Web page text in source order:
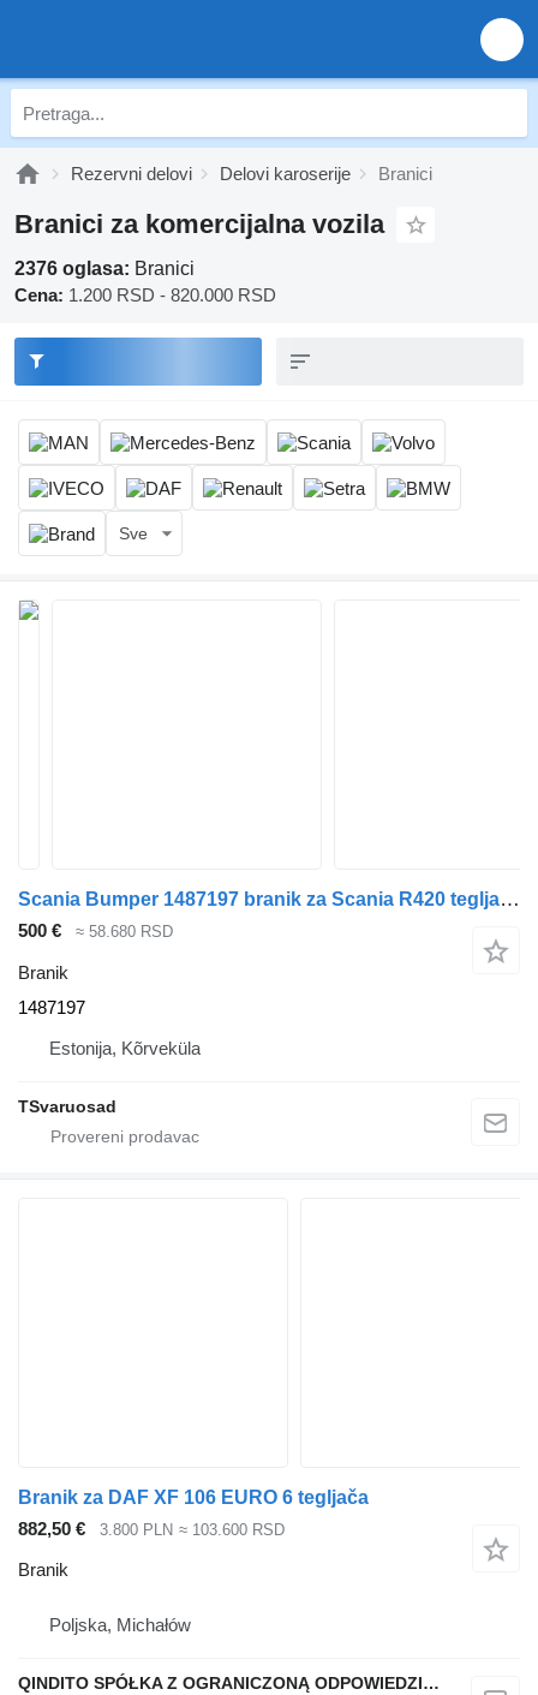
Rezervni delovi Delovi karoserije Branici
Branici za komercijalna vozila
2376 oglasa: Branici
Cena: 1.200 RSD - 820.000 RSD
Sve
Scania Bumper 1487197 branik za Scania R420 tegljača
500 € ≈ 58.680 RSD
Branik
1487197
Estonija, Kõrveküla
TSvaruosad
Branik za DAF XF 106 EURO 6 tegljača
882,50 €
3.800 PLN ≈ 103.600 RSD
Branik
Poljska, Michałów
QINDITO SPÓŁKA Z OGRANICZONĄ ODPOWIEDZIALNOŚCIĄ